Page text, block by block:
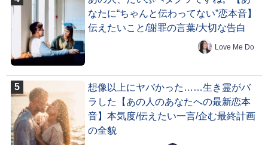
なたに“ちゃんと伝わってない”恋本音】
伝えたいこと/謝罪の言葉/大切な告白
Love Me Do
想像以上にヤバかった……生き霊がバ
ラした【あの人のあなたへの最新恋本
音】本気度/伝えたい一言/企む最終計画
の全貌